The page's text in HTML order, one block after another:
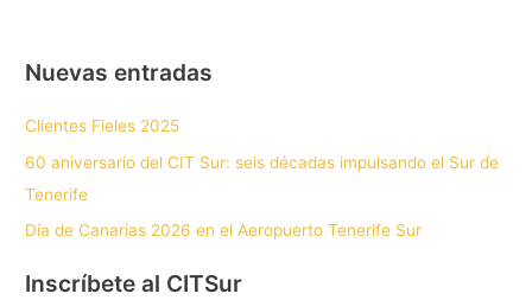
Nuevas entradas
Clientes Fieles 2025
60 aniversario del CIT Sur: seis décadas impulsando el Sur de
Tenerife
Día de Canarias 2026 en el Aeropuerto Tenerife Sur
Inscríbete al CITSur